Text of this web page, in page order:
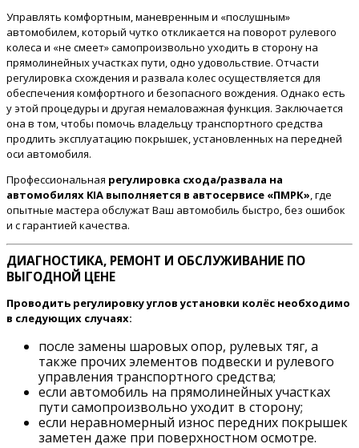
Управлять комфортным, маневренным и «послушным»
автомобилем, который чутко откликается на поворот рулевого
колеса и «не смеет» самопроизвольно уходить в сторону на
прямолинейных участках пути, одно удовольствие. Отчасти
регулировка схождения и развала колес осуществляется для
обеспечения комфортного и безопасного вождения. Однако есть
у этой процедуры и другая немаловажная функция. Заключается
она в том, чтобы помочь владельцу транспортного средства
продлить эксплуатацию покрышек, установленных на передней
оси автомобиля.
Профессиональная регулировка схода/развала на
автомобилях KIA выполняется в автосервисе «ПМРК», где
опытные мастера обслужат Ваш автомобиль быстро, без ошибок
и с гарантией качества.
ДИАГНОСТИКА, РЕМОНТ И ОБСЛУЖИВАНИЕ ПО
ВЫГОДНОЙ ЦЕНЕ
Проводить регулировку углов установки колёс необходимо
в следующих случаях:
после замены шаровых опор, рулевых тяг, а
также прочих элементов подвески и рулевого
управления транспортного средства;
если автомобиль на прямолинейных участках
пути самопроизвольно уходит в сторону;
если неравномерный износ передних покрышек
заметен даже при поверхностном осмотре.